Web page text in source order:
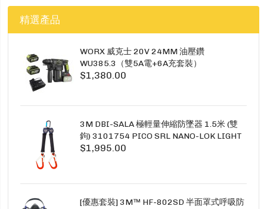
精選產品
WORX 威克士 20V 24MM 油壓鑽
WU385.3（雙5A電+6A充套裝）
$1,380.00
3M DBI-SALA 極輕量伸縮防墜器 1.5米 (雙
鉤) 3101754 PICO SRL NANO-LOK LIGHT
1.5M TWINS
$1,995.00
[優惠套裝] 3M™ HF-802SD 半面罩式呼吸防